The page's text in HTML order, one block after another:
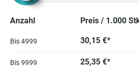
Anzahl Preis / 1.000
Bis4999 30,15 €*
Bis9999 25,35 €*